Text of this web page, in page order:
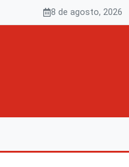
8 de agosto, 2026